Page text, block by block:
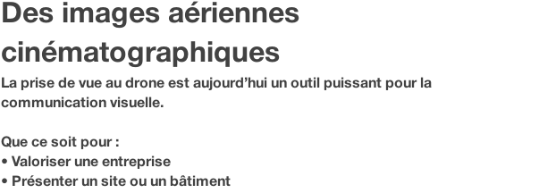
Des images aériennes
cinématographiques
La prise de vue au drone est aujourd’hui un outil puissant pour la
communication visuelle.
Que ce soit pour :
• Valoriser une entreprise
• Présenter un site ou un bâtiment